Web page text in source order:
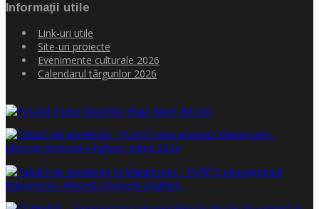
Informaţii utile
Link-uri utile
Site-uri proiecte
Evenimente culturale 2026
Calendarul târgurilor 2026